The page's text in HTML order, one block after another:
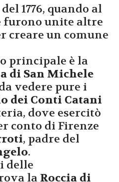
1776, quando al
unite altre
creare un comune
principale è la
di San Michele
vedere pure i
dei Conti Catani
dove esercitò
conto di Firenze
, padre del
.
delle
la Roccia di